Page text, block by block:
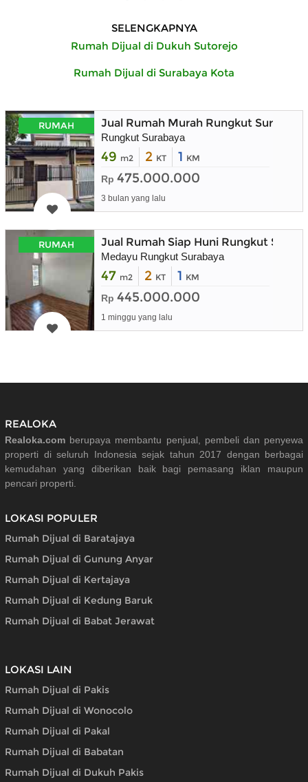
SELENGKAPNYA
Rumah Dijual di Dukuh Sutorejo
Rumah Dijual di Surabaya Kota
RUMAH Jual Rumah Murah Rungkut
Rungkut Surabaya
49 m2 2 KT 1 KM
Rp 475.000.000
3 bulan yang lalu
RUMAH Jual Rumah Siap Huni Rungkut
Medayu Rungkut Surabaya
47 m2 2 KT 1 KM
Rp 445.000.000
1 minggu yang lalu
REALOKA
Realoka.com berupaya membantu penjual, pembeli dan penyewa
properti di seluruh Indonesia sejak tahun 2017 dengan berbagai
kemudahan yang diberikan baik bagi pemasang iklan maupun
pencari properti.
LOKASI POPULER
Rumah Dijual di Baratajaya
Rumah Dijual di Gunung Anyar
Rumah Dijual di Kertajaya
Rumah Dijual di Kedung Baruk
Rumah Dijual di Babat Jerawat
LOKASI LAIN
Rumah Dijual di Pakis
Rumah Dijual di Wonocolo
Rumah Dijual di Pakal
Rumah Dijual di Babatan
Rumah Dijual di Dukuh Pakis